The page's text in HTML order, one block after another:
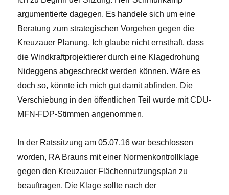
argumentierte dagegen. Es handele sich um eine
Beratung zum strategischen Vorgehen gegen die
Kreuzauer Planung. Ich glaube nicht ernsthaft, dass
die Windkraftprojektierer durch eine Klagedrohung
Nideggens abgeschreckt werden können. Wäre es
doch so, könnte ich mich gut damit abfinden. Die
Verschiebung in den öffentlichen Teil wurde mit CDU-
MFN-FDP-Stimmen angenommen.
In der Ratssitzung am 05.07.16 war beschlossen
worden, RA Brauns mit einer Normenkontrollklage
gegen den Kreuzauer Flächennutzungsplan zu
beauftragen. Die Klage sollte nach der